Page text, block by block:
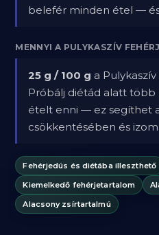
belefér minden étel — és
MENNYI A PULYKASZÍV
25 g / 100 g a
Próbálj diétád alatt
ételt enni — ez segíthet
csökkentésében és
Fehérjedús és diétába illeszthető
Kiemelkedő fehérjetartalom
Alacsony zsírtartalmú